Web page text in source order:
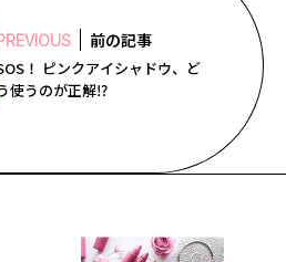
前の記事
！ ピンクアイシャドウ、ど
使うのが正解⁉